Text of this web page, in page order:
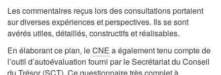
Les commentaires reçus lors des consultations portaient
sur diverses expériences et perspectives. Ils se sont
avérés utiles, détaillés, constructifs et réalisables.
En élaborant ce plan, leCNE a également tenu compte de
l’outil d’autoévaluation fourni par le Secrétariat du Conseil
du Trésor (SCT). Ce questionnaire très complet à